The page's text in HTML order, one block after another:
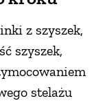
z szyszek,
szyszek,
stelażu